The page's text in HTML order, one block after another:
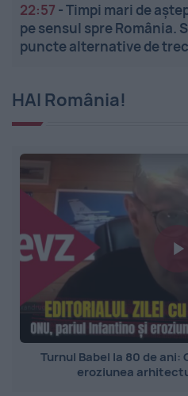
22:57 -Timpi mari de
pe sensul spre România.
puncte alternative de
HAI România!
Turnul Babel la 80 de ani:
eroziunea